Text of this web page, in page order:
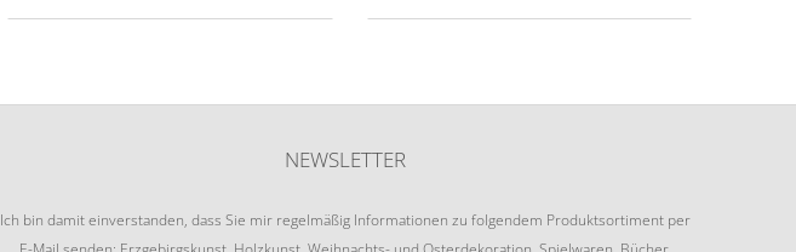
NEWSLETTER
Ich bin damit einverstanden, dass Sie mir regelmäßig Informationen zu folgendem Produktsortiment per